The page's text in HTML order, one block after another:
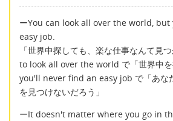
ーYou can look all over the world,
easy job.
「世界中探しても、楽な仕事なんて見つ
to look all over the world で「世界中を
you'll never find an easy job で「あな
を見つけないだろう」
ーIt doesn't matter where you go in